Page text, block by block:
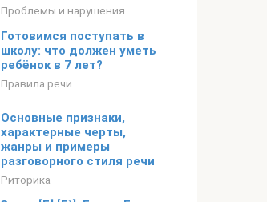
Проблемы и нарушения
Готовимся поступать в
школу: что должен уметь
ребёнок в 7 лет?
Правила речи
Основные признаки,
характерные черты,
жанры и примеры
разговорного стиля речи
Риторика